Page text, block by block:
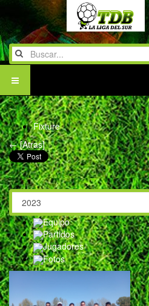
Fixture
← [Atras]
Equipo
Partidos
Jugadores
Fotos